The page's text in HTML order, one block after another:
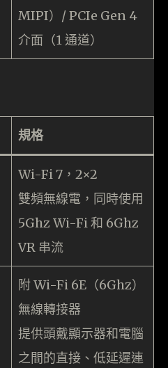
MIPI）/ PCIe Gen 4
介面（1 通道）
規格
Wi-Fi 7，2×2
雙頻無線電，同時使用
5Ghz Wi-Fi 和 6Ghz
VR 串流
附 Wi-Fi 6E（6Ghz）
無線轉接器
提供頭戴顯示器和電腦
之間的直接、低延遲連